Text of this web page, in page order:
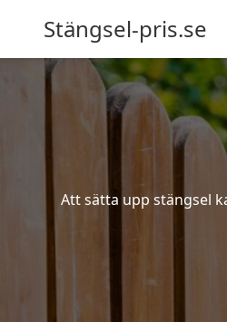
Stängsel-pris.se
Att sätta upp stängsel